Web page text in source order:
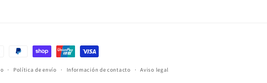
Política de envío Información de contacto Aviso legal